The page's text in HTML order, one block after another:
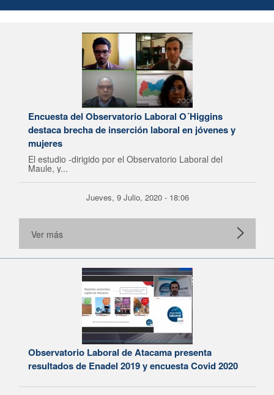
Encuesta del Observatorio Laboral O´Higgins
destaca brecha de inserción laboral en jóvenes y
mujeres
El estudio -dirigido por el Observatorio Laboral del
Maule, y...
Jueves, 9 Julio, 2020 - 18:06
Ver más
Observatorio Laboral de Atacama presenta
resultados de Enadel 2019 y encuesta Covid 2020